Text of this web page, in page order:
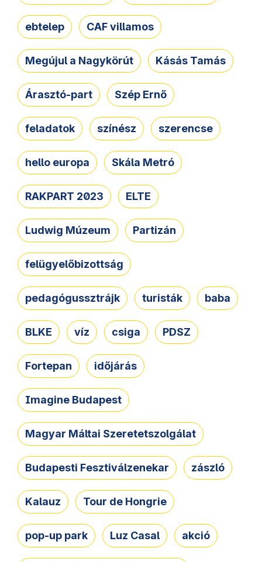
ebtelep CAF villamos
Megújul a Nagykörút Kásás Tamás
Árasztó-part Szép Ernő
feladatok színész szerencse
hello europa Skála Metró
RAKPART 2023 ELTE
Ludwig Múzeum Partizán
felügyelőbizottság
pedagógussztrájk turisták baba
BLKE víz csiga PDSZ
Fortepan időjárás
Imagine Budapest
Magyar Máltai Szeretetszolgálat
Budapesti Fesztiválzenekar zászló
Kalauz Tour de Hongrie
pop-up park Luz Casal akció